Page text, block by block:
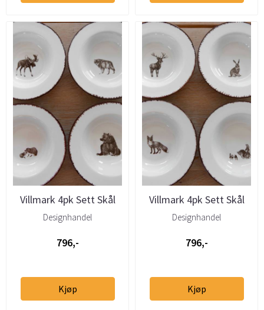
Villmark 4pk Sett Skål
22cm (Elg, Bjørn, Ulv, ...
Designhandel
796,-
Kjøp
Villmark 4pk Sett Skål
22cm (Hare, Ekorn, Rev,
Designhandel
796,-
Kjøp